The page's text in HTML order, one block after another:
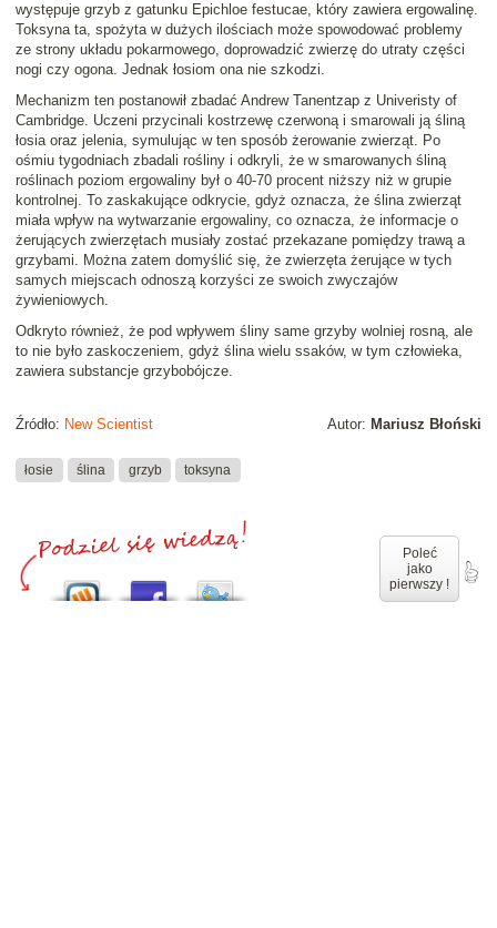
występuje grzyb z gatunku Epichloe festucae, który zawiera ergowalinę.
Toksyna ta, spożyta w dużych ilościach może spowodować problemy
ze strony układu pokarmowego, doprowadzić zwierzę do utraty części
nogi czy ogona. Jednak łosiom ona nie szkodzi.
Mechanizm ten postanowił zbadać Andrew Tanentzap z Univeristy of
Cambridge. Uczeni przycinali kostrzewę czerwoną i smarowali ją śliną
łosia oraz jelenia, symulując w ten sposób żerowanie zwierząt. Po
ośmiu tygodniach zbadali rośliny i odkryli, że w smarowanych śliną
roślinach poziom ergowaliny był o 40-70 procent niższy niż w grupie
kontrolnej. To zaskakujące odkrycie, gdyż oznacza, że ślina zwierząt
miała wpływ na wytwarzanie ergowaliny, co oznacza, że informacje o
żerujących zwierzętach musiały zostać przekazane pomiędzy trawą a
grzybami. Można zatem domyślić się, że zwierzęta żerujące w tych
samych miejscach odnoszą korzyści ze swoich zwyczajów
żywieniowych.
Odkryto również, że pod wpływem śliny same grzyby wolniej rosną, ale
to nie było zaskoczeniem, gdyż ślina wielu ssaków, w tym człowieka,
zawiera substancje grzybobójcze.
Autor: Mariusz Błoński
Źródło: New Scientist
łosie ślina grzyb toksyna
Poleć
jako
pierwszy !